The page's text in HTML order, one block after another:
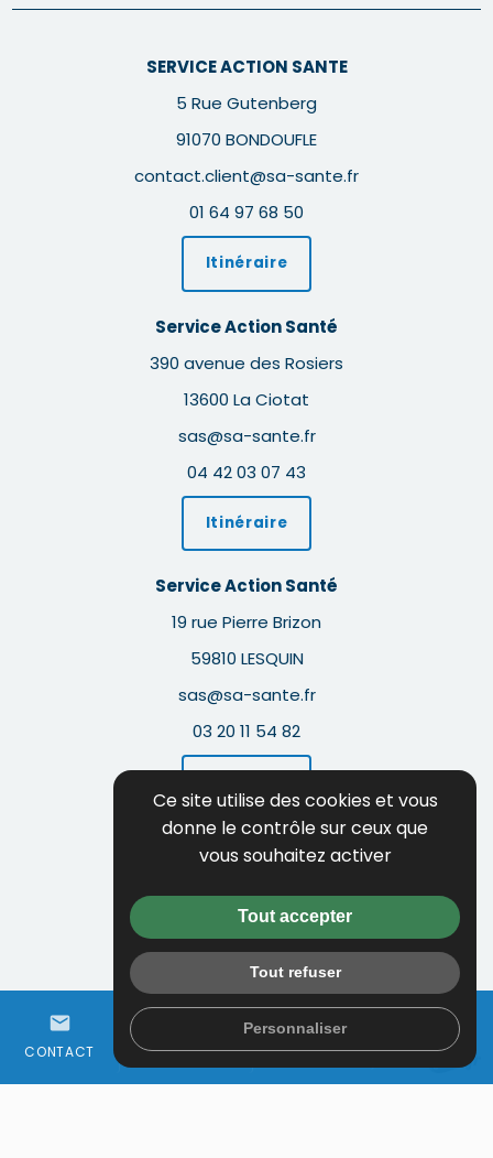
mail
CONTACT 01 64 97 68 50 WHATSAPP
person
ESPACE
SERVICE ACTION SANTE
5 Rue Gutenberg
91070 BONDOUFLE
contact.client@sa-sante.fr
01 64 97 68 50
Itinéraire
Service Action Santé
390 avenue des Rosiers
13600 La Ciotat
sas@sa-sante.fr
04 42 03 07 43
Itinéraire
Service Action Santé
19 rue Pierre Brizon
59810 LESQUIN
sas@sa-sante.fr
03 20 11 54 82
Guide local
Mentions légales
Politique de confidentialité
Flux RSS
Gestion des cookies
Ce site utilise des cookies et vous
donne le contrôle sur ceux que
vous souhaitez activer
Tout accepter
Tout refuser
Personnaliser